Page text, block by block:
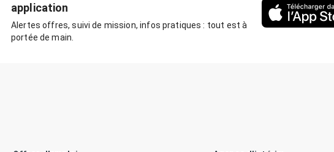
application
Alertes offres, suivi de mission, infos pratiques : tout est à
portée de main.